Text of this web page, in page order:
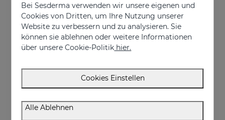
In den Warenkorb
BABYSES Windelcreme
Babyses Diaper Cream is a water-based paste formulated to protect, relieve and repair possible irritations and redness of the baby's delicate and sensitive skin.
In den Warenkorb
13.95 €
Bei Sesderma verwenden wir unsere eigenen und
Cookies von Dritten, um Ihre Nutzung unserer
Website zu verbessern und zu analysieren. Sie
können sie ablehnen oder weitere Informationen
über unsere Cookie-Politik hier.
Cookies Einstellen
Alle Ablehnen